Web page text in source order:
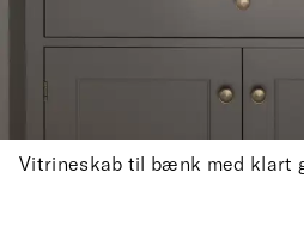
Vitrineskab til bænk med klart